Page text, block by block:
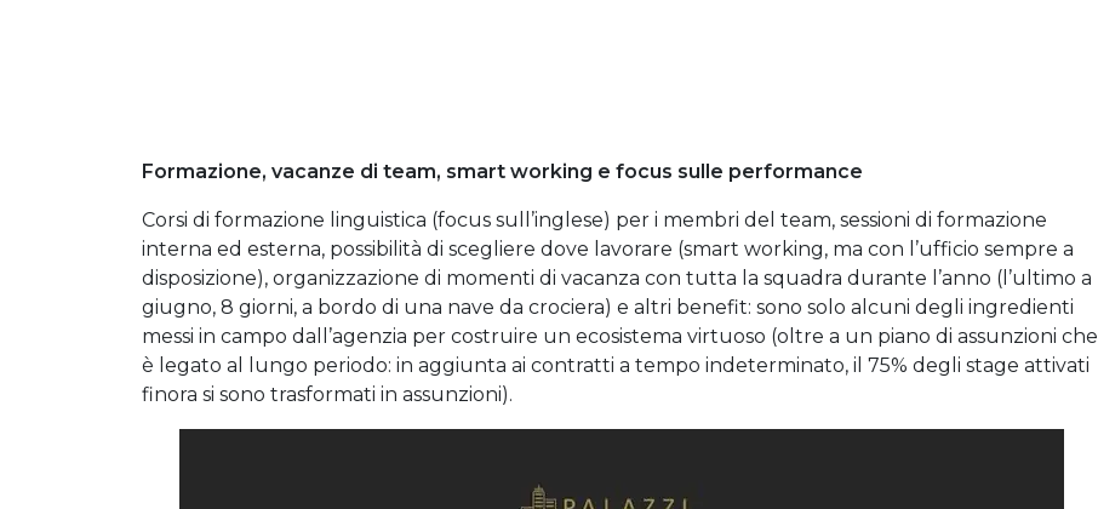
Formazione, vacanze di team, smart working e focus sulle performance
Corsi di formazione linguistica (focus sull’inglese) per i membri del team, sessioni di formazione
interna ed esterna, possibilità di scegliere dove lavorare (smart working, ma con l’ufficio sempre a
disposizione), organizzazione di momenti di vacanza con tutta la squadra durante l’anno (l’ultimo a
giugno, 8 giorni, a bordo di una nave da crociera) e altri benefit: sono solo alcuni degli ingredienti
messi in campo dall’agenzia per costruire un ecosistema virtuoso (oltre a un piano di assunzioni che
è legato al lungo periodo: in aggiunta ai contratti a tempo indeterminato, il 75% degli stage attivati
finora si sono trasformati in assunzioni).